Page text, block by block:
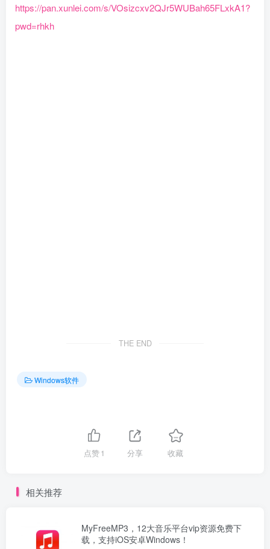
https://pan.xunlei.com/s/VOsizcxv2QJr5WUBah65FLxkA1?
pwd=rhkh
THE END
Windows软件
点赞1 分享 收藏
相关推荐
MyFreeMP3，12大音乐平台vip资源免费下
载，支持iOS安卓Windows！